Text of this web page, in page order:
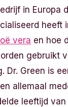
in Europa
heeft
vera en hoe
gebruikt
Dr. Green is
allemaal
leeftijd van